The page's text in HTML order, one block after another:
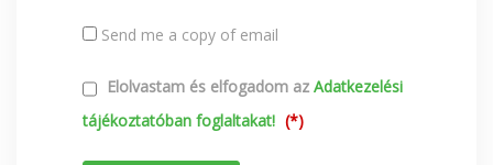
Send me a copy of email
Elolvastam és elfogadom az Adatkezelési
tájékoztatóban foglaltakat! (*)